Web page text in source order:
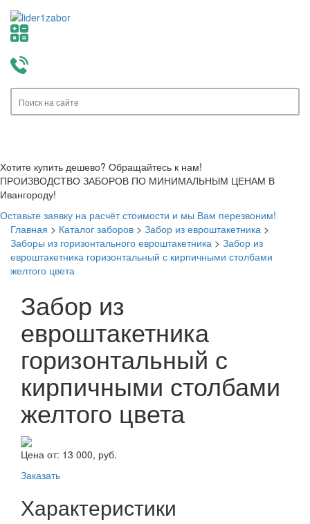
Хотите купить дешево? Обращайтесь к нам!
ПРОИЗВОДСТВО ЗАБОРОВ ПО МИНИМАЛЬНЫМ ЦЕНАМ В
Ивангороду!
Оставьте заявку на расчёт стоимости и мы Вам перезвоним!
Главная > Каталог заборов > Забор из евроштакетника >
Заборы из горизонтального евроштакетника > Забор из
евроштакетника горизонтальный с кирпичными столбами
желтого цвета
Забор из
евроштакетника
горизонтальный с
кирпичными столбами
желтого цвета
Цена от: 13 000, руб.
Заказать
Характеристики